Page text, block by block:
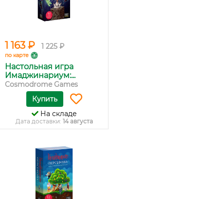
1 163 ₽ 1 225 ₽
по карте
Настольная игра
Имаджинариум:...
Cosmodrome Games
Купить
На складе
Дата доставки: 14 августа